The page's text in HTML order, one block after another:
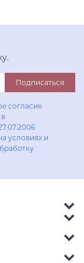
Подписаться
согласие
условиях и